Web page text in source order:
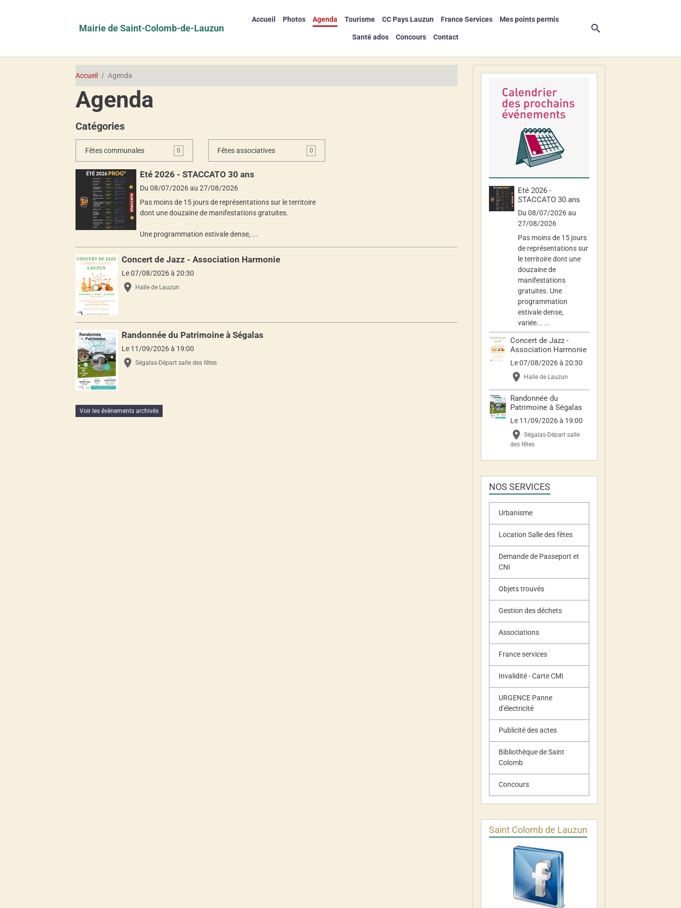
Mairie de Saint-Colomb-de-Lauzun
Accueil Photos Agenda Tourisme CC Pays Lauzun France Services Mes points permis
Santé ados Concours Contact
Accueil Agenda
Agenda
Catégories
Fêtes communales 0 Fêtes associatives 0
Eté 2026 - STACCATO 30 ans
Du 08/07/2026 au 27/08/2026
Pas moins de 15 jours de représentations sur le territoire
dont une douzaine de manifestations gratuites.
Une programmation estivale dense, ...
Concert de Jazz - Association Harmonie
Le 07/08/2026 à 20:30
Halle de Lauzun
Randonnée du Patrimoine à Ségalas
Le 11/09/2026 à 19:00
Ségalas-Départ salle des fêtes
Voir les évènements archivés
Eté 2026 -
STACCATO 30 ans
Du 08/07/2026 au
27/08/2026
Pas moins de 15 jours
de représentations sur
le territoire dont une
douzaine de
manifestations
gratuites. Une
programmation
estivale dense,
variée... ...
Concert de Jazz -
Association Harmonie
Le 07/08/2026 à 20:30
Halle de Lauzun
Randonnée du
Patrimoine à Ségalas
Le 11/09/2026 à 19:00
Ségalas-Départ salle
des fêtes
NOS SERVICES
Urbanisme
Location Salle des fêtes
Demande de Passeport et
CNI
Objets trouvés
Gestion des déchets
Associations
France services
Invalidité - Carte CMI
URGENCE Panne
d'électricité
Publicité des actes
Bibliothèque de Saint
Colomb
Concours
Saint Colomb de Lauzun